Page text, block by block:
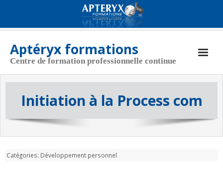
Aptéryx formations
Centre de formation professionnelle continue
Aptéryx Formations
Coordonnées
Actualités
CGV
Initiation à la Process com
Catégories: Développement personnel